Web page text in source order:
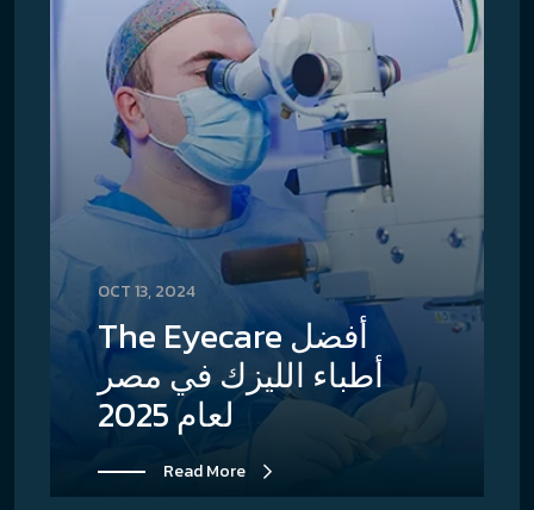
OCT 13, 2024
The Eyecare أفضل
أطباء الليزك في مصر
لعام 2025
Read More